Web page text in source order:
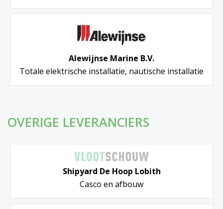
Alewijnse Marine B.V.
Totale elektrische installatie, nautische installatie
OVERIGE LEVERANCIERS
Shipyard De Hoop Lobith
Casco en afbouw